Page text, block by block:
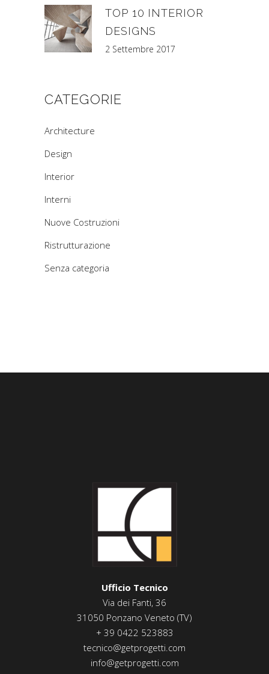
TOP 10 INTERIOR
DESIGNS
2 Settembre 2017
CATEGORIE
Architecture
Design
Interior
Interni
Nuove Costruzioni
Ristrutturazione
Senza categoria
Ufficio Tecnico
Via dei Fanti, 36
31050 Ponzano Veneto (TV)
+ 39 0422 523883
tecnico@getprogetti.com
info@getprogetti.com